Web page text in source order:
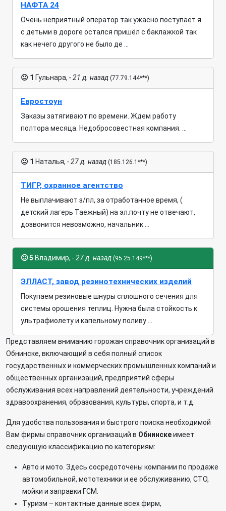
НАФТА 24
Очень неприятный оператор так ужасно поступает я
с детьми в дороге остался пришёл с баклажкой так
как нечего другого не было де ...
😐 1 Гульнара, - 21 д. назад (77.79.144***)
Евростоун
Заказы затягивают по времени. Ждем работу
полтора месяца. Недобросовестная компания. ...
😐 1 Наталья, - 27 д. назад (185.126.1***)
ТИГР, охранное агентство
Не выплачивают з/пл, за отработанное время, (
детский лагерь Таежный) на эл.почту не отвечают,
дозвонится невозможно, начальник ...
🙂5 Владимир, - 27 д. назад (95.25.149***)
ЭЛЛАСТ, завод резинотехнических изделий
Покупаем резиновые шнуры сплошного сечения для
системы орошения теплиц. Нужна была стойкость к
ультрафиолету и капельному поливу ...
Представляем вниманию горожан справочник организаций в
Обнинске, включающий в себя полный список
государственных и коммерческих промышленных компаний и
общественных организаций, предприятий сферы
обслуживания всех направлений деятельности, учреждений
здравоохранения, образования, культуры, спорта, и т.д.
Для удобства пользования и быстрого поиска необходимой
Вам фирмы справочник организаций в Обнинскеимеет
следующую классификацию по категориям:
Авто и мото. Здесь сосредоточены компании по продаже
автомобильной, мототехники и ее обслуживанию, СТО,
мойки и заправки ГСМ.
Туризм – контактные данные всех фирм,